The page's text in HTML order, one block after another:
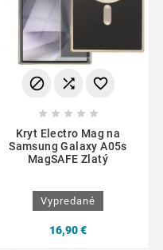
  
    
Kryt Electro Mag na
Samsung Galaxy A05s
MagSAFE Zlatý
Vypredané
16,90 €